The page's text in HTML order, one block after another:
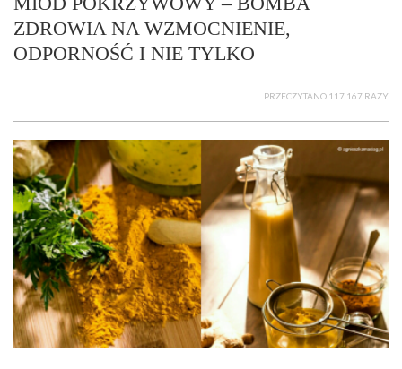
ZDROWIA NA WZMOCNIENIE,
ODPORNOŚĆ I NIE TYLKO
PRZECZYTANO 117 167 RAZY